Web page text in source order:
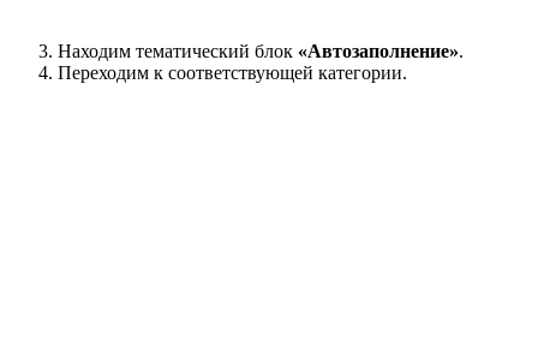
Находим тематический блок «Автозаполнение».
Переходим к соответствующей категории.